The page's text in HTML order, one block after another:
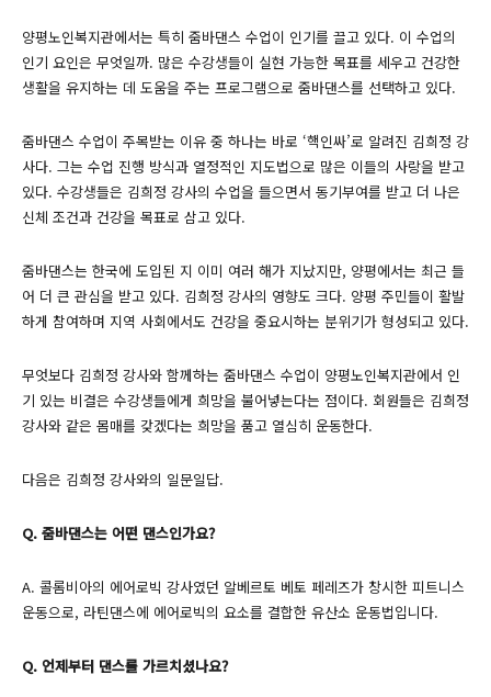
양평노인복지관에서는 특히 줌바댄스 수업이 인기를 끌고 있다. 이 수업의
인기 요인은 무엇일까. 많은 수강생들이 실현 가능한 목표를 세우고 건강한
생활을 유지하는 데 도움을 주는 프로그램으로 줌바댄스를 선택하고 있다.
줌바댄스 수업이 주목받는 이유 중 하나는 바로 ‘핵인싸’로 알려진 김희정 강
사다. 그는 수업 진행 방식과 열정적인 지도법으로 많은 이들의 사랑을 받고
있다. 수강생들은 김희정 강사의 수업을 들으면서 동기부여를 받고 더 나은
신체 조건과 건강을 목표로 삼고 있다.
줌바댄스는 한국에 도입된 지 이미 여러 해가 지났지만, 양평에서는 최근 들
어 더 큰 관심을 받고 있다. 김희정 강사의 영향도 크다. 양평 주민들이 활발
하게 참여하며 지역 사회에서도 건강을 중요시하는 분위기가 형성되고 있다.
무엇보다 김희정 강사와 함께하는 줌바댄스 수업이 양평노인복지관에서 인
기 있는 비결은 수강생들에게 희망을 불어넣는다는 점이다. 회원들은 김희정
강사와 같은 몸매를 갖겠다는 희망을 품고 열심히 운동한다.
다음은 김희정 강사와의 일문일답.
Q. 줌바댄스는 어떤 댄스인가요?
A. 콜롬비아의 에어로빅 강사였던 알베르토 베토 페레즈가 창시한 피트니스
운동으로, 라틴댄스에 에어로빅의 요소를 결합한 유산소 운동법입니다.
Q. 언제부터 댄스를 가르치셨나요?